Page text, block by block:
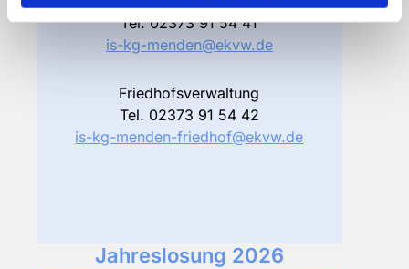
Tel.02373 91 54 41
is-kg-menden@ekvw.de
Friedhofsverwaltung
Tel. 02373 91 54 42
is-kg-menden-friedhof@ekvw.de
Jahreslosung 2026